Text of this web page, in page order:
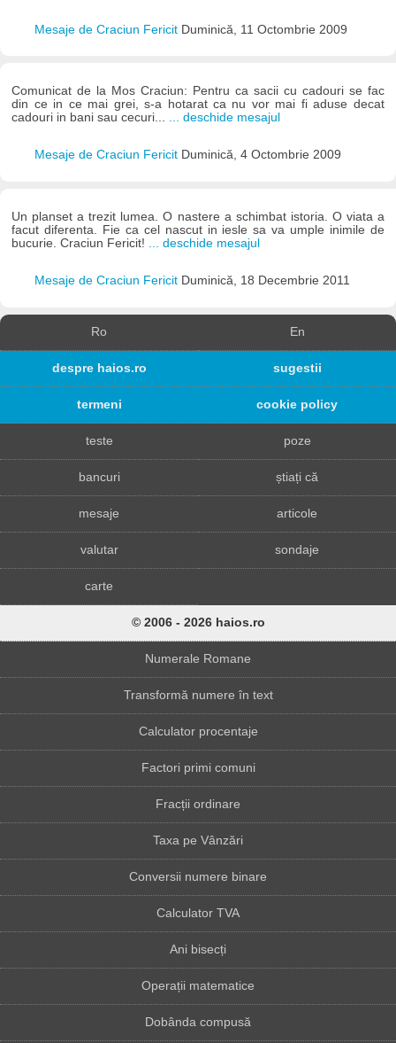
Mesaje de Craciun Fericit Duminică, 11 Octombrie 2009
Comunicat de la Mos Craciun: Pentru ca sacii cu cadouri se fac
din ce in ce mai grei, s-a hotarat ca nu vor mai fi aduse decat
cadouri in bani sau cecuri... ... deschide mesajul
Mesaje de Craciun Fericit Duminică, 4 Octombrie 2009
Un planset a trezit lumea. O nastere a schimbat istoria. O viata a
facut diferenta. Fie ca cel nascut in iesle sa va umple inimile de
bucurie. Craciun Fericit!
... deschide mesajul
Mesaje de Craciun Fericit Duminică, 18 Decembrie 2011
Ro En
despre haios.ro sugestii
termeni cookie policy
teste poze
bancuri știați că
mesaje articole
valutar sondaje
carte
© 2006 - 2026 haios.ro
Numerale Romane
Transformă numere în text
Calculator procentaje
Factori primi comuni
Fracții ordinare
Taxa pe Vânzări
Conversii numere binare
Calculator TVA
Ani bisecți
Operații matematice
Dobânda compusă